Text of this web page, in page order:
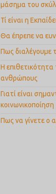
μάσημα του
Τί είναι η
Θα έπρεπε να
Πως διαλέγουμε
Η
ανθρώπους
Γιατί είναι
κοινωνικοποίηση
Πως να γίνετε ο